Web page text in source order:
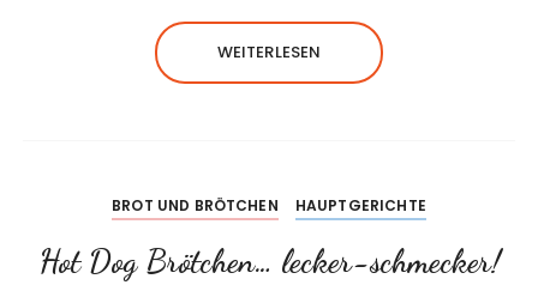
WEITERLESEN
BROT UND BRÖTCHEN HAUPTGERICHTE
Hot Dog Brötchen… lecker-schmecker!